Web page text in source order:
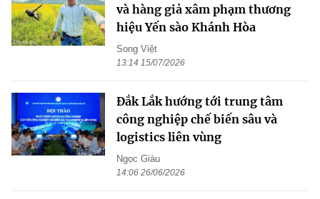
và hàng giả xâm phạm thương
hiệu Yến sào Khánh Hòa
Song Việt
13:14 15/07/2026
Đắk Lắk hướng tới trung tâm
công nghiệp chế biến sâu và
logistics liên vùng
Ngọc Giàu
14:06 26/06/2026